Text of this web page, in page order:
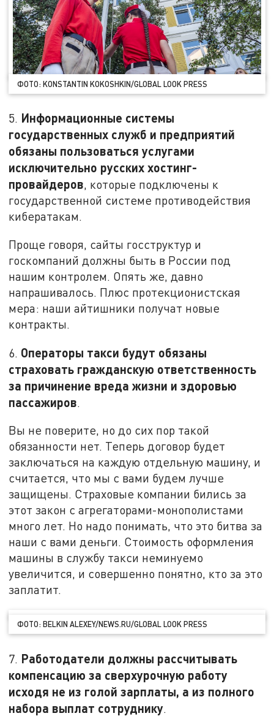
ФОТО: KONSTANTIN KOKOSHKIN/GLOBAL LOOK PRESS
5. Информационные системы
государственных служб и предприятий
обязаны пользоваться услугами
исключительно русских хостинг-
провайдеров, которые подключены к
государственной системе противодействия
кибератакам.
Проще говоря, сайты госструктур и
госкомпаний должны быть в России под
нашим контролем. Опять же, давно
напрашивалось. Плюс протекционистская
мера: наши айтишники получат новые
контракты.
6. Операторы такси будут обязаны
страховать гражданскую ответственность
за причинение вреда жизни и здоровью
пассажиров.
Вы не поверите, но до сих пор такой
обязанности нет. Теперь договор будет
заключаться на каждую отдельную машину, и
считается, что мы с вами будем лучше
защищены. Страховые компании бились за
этот закон с агрегаторами-монополистами
много лет. Но надо понимать, что это битва за
наши с вами деньги. Стоимость оформления
машины в службу такси неминуемо
увеличится, и совершенно понятно, кто за это
заплатит.
ФОТО: BELKIN ALEXEY/NEWS.RU/GLOBAL LOOK PRESS
7. Работодатели должны рассчитывать
компенсацию за сверхурочную работу
исходя не из голой зарплаты, а из полного
набора выплат сотруднику